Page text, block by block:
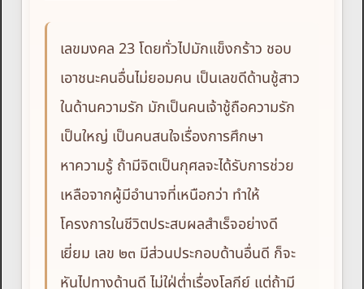
เลขมงคล 23 โดยทั่วไปมักแข็งกร้าว ชอบ
เอาชนะคนอื่นไม่ยอมคน เป็นเลขดีด้านชู้สาว
ในด้านความรัก มักเป็นคนเจ้าชู้ถือความรัก
เป็นใหญ่ เป็นคนสนใจเรื่องการศึกษา
หาความรู้ ถ้ามีจิตเป็นกุศลจะได้รับการช่วย
เหลือจากผู้มีอำนาจที่เหนือกว่า ทำให้
โครงการในชีวิตประสบผลสำเร็จอย่างดี
เยี่ยม เลข ๒๓ มีส่วนประกอบด้านอื่นดี ก็จะ
หันไปทางด้านดี ไม่ใฝ่ต่ำเรื่องโลกีย์ แต่ถ้ามี